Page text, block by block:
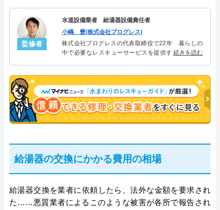
監修者
水道設備業者 給湯器設備責任者
小嶋 豊(株式会社プログレス)
株式会社プログレスの代表取締役で22年 暮らしの
中で必要なレスキューサービスを提供する株式会社
決。多くのお客様に信頼される「給湯器」のスペシ
ャリスト。
続きを読む
給湯器の交換にかかる費用の相場
給湯器交換を業者に依頼したら、法外な金額を要求され
た……悪質業者によるこのような被害が各所で報告され